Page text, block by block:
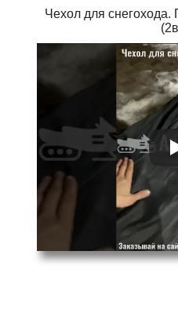
Чехол для снегохода.